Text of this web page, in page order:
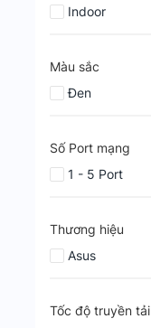
Indoor
Màu sắc
Đen
Số Port mạng
1 - 5 Port
Thương hiệu
Asus
Tốc độ truyền tải